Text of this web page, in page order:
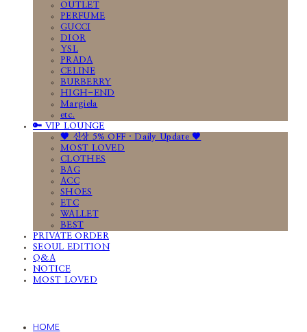
OUTLET
PERFUME
GUCCI
DIOR
YSL
PRADA
CELINE
BURBERRY
HIGH-END
Margiela
etc.
🔑 VIP LOUNGE
🤎 신상 5% OFF · Daily Update 🤎
MOST LOVED
CLOTHES
BAG
ACC
SHOES
ETC
WALLET
BEST
PRIVATE ORDER
SEOUL EDITION
Q&A
NOTICE
MOST LOVED
HOME